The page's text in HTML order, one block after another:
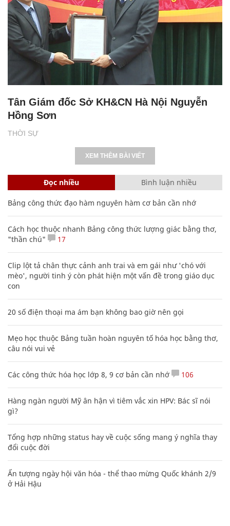
THỜI SỰ
Tân Giám đốc Sở KH&CN Hà Nội Nguyễn
Hồng Sơn
XEM THÊM BÀI VIẾT
Đọc nhiều Bình luận nhiều
Bảng công thức đạo hàm nguyên hàm cơ bản cần nhớ
Cách học thuộc nhanh Bảng công thức lượng giác bằng thơ,
"thần chú"
17
Clip lột tả chân thực cảnh anh trai và em gái như 'chó với
mèo', người tinh ý còn phát hiện một vấn đề trong giáo dục
con
20 số điện thoại ma ám bạn không bao giờ nên gọi
Mẹo học thuộc Bảng tuần hoàn nguyên tố hóa học bằng thơ,
câu nói vui vẻ
Các công thức hóa học lớp 8, 9 cơ bản cần nhớ 106
Hàng ngàn người Mỹ ân hận vì tiêm vắc xin HPV: Bác sĩ nói
gì?
Tổng hợp những status hay về cuộc sống mang ý nghĩa thay
đổi cuộc đời
Ấn tượng ngày hội văn hóa - thể thao mừng Quốc khánh 2/9
ở Hải Hậu